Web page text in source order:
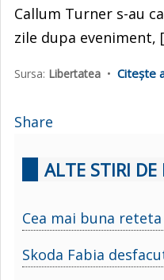
Callum Turner s-au
zile dupa eveniment,
Sursa: Libertatea • Citește
Share
ALTE STIRI
Cea mai buna
Skoda Fabia